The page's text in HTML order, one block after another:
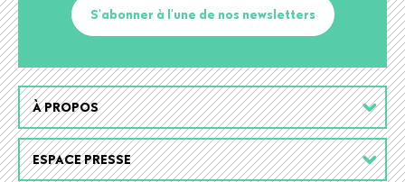
S'abonner à l'une de nos newsletters
Footer
menu
À PROPOS
ESPACE PRESSE